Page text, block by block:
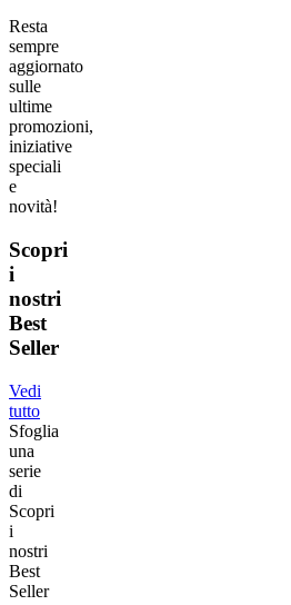
Resta
sempre
aggiornato
sulle
ultime
promozioni,
iniziative
speciali
e
novità!
Scopri
i
nostri
Best
Seller
Vedi
tutto
Sfoglia
una
serie
di
Scopri
i
nostri
Best
Seller